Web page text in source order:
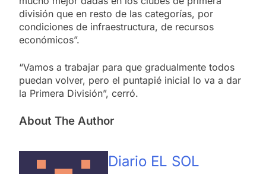
división que en resto de las categorías, por
condiciones de infraestructura, de recursos
económicos”.
“Vamos a trabajar para que gradualmente todos
puedan volver, pero el puntapié inicial lo va a dar
la Primera División”, cerró.
About The Author
Diario EL SOL